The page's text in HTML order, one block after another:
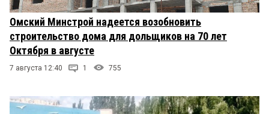
Омский Минстрой надеется возобновить
строительство дома для дольщиков на 70 лет
Октября в августе
7 августа 12:40 1 755